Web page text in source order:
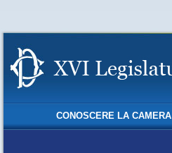
CONOSCERE LA CAMERA